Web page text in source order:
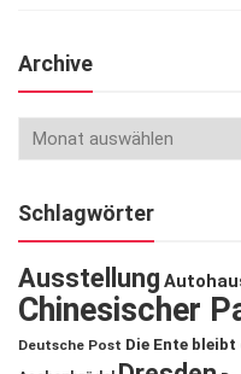
Archive
Schlagwörter
Ausstellung
Chinesischer
Deutsche Post Die Ente bleibt